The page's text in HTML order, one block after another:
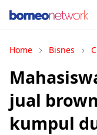
Home Bisnes
jual
kumpul